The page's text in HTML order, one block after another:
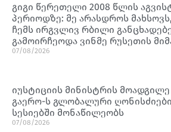
გიგი წერეთელი 2008 წლის
პერიოდზე: მე არასდროს
ჩემს ირგვლივ რბილი
გამოირჩეოდა ვინმე რუსეთის
07/08/2026
იუსტიციის მინისტრის
გაერო-ს გლობალური
სესიებში მონაწილეობს
07/08/2026